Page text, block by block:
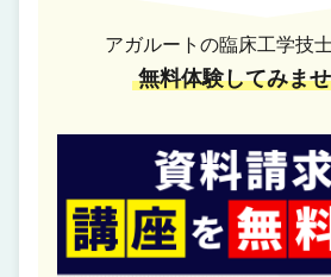
アガルートの臨床工学技
無料体験してみま